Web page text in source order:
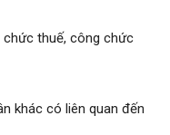
thuế, công chức
khác có liên quan đến